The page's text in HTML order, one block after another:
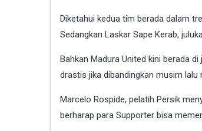
Diketahui kedua tim berada dalam
Sedangkan Laskar Sape Kerab,
Bahkan Madura United kini berada
drastis jika dibandingkan musim lalu
Marcelo Rospide, pelatih Persik
berharap para Supporter bisa